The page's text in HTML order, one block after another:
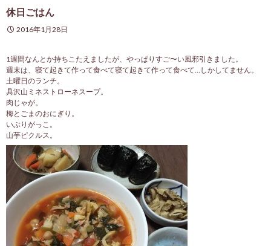
休日ごはん
2016年1月28日
1週間なんとか持ちこたえましたが、やっぱりすご〜い風邪引きました。
週末は、寝て起きて作って食べて寝て起きて作って食べて…しかしてません。
土曜日のランチ。
具沢山ミネストローネスープ。
肉じゃが。
梅とごまのおにぎり。
いぶりがっこ。
山芋ピクルス。